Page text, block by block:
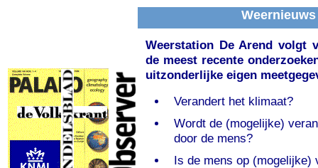
Weernieuws
Weerstation De Arend volgt
de meest recente
uitzonderlijke eigen
Verandert het klimaat?
Wordt de (mogelijke)
door de mens?
Is de mens op (mogelijke)